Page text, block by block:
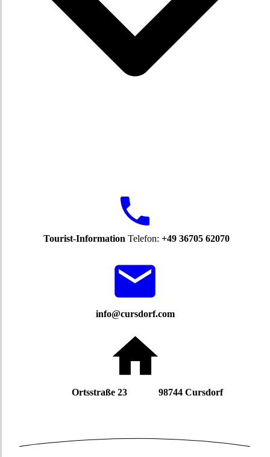
Tourist-Information Telefon: +49 36705 62070
info@cursdorf.com
Ortsstraße 23 98744 Cursdorf